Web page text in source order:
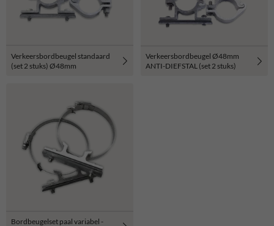
Verkeersbordbeugel standaard
(set 2 stuks) Ø48mm
Verkeersbordbeugel Ø48mm
ANTI-DIEFSTAL (set 2 stuks)
Bordbeugelset paal variabel -